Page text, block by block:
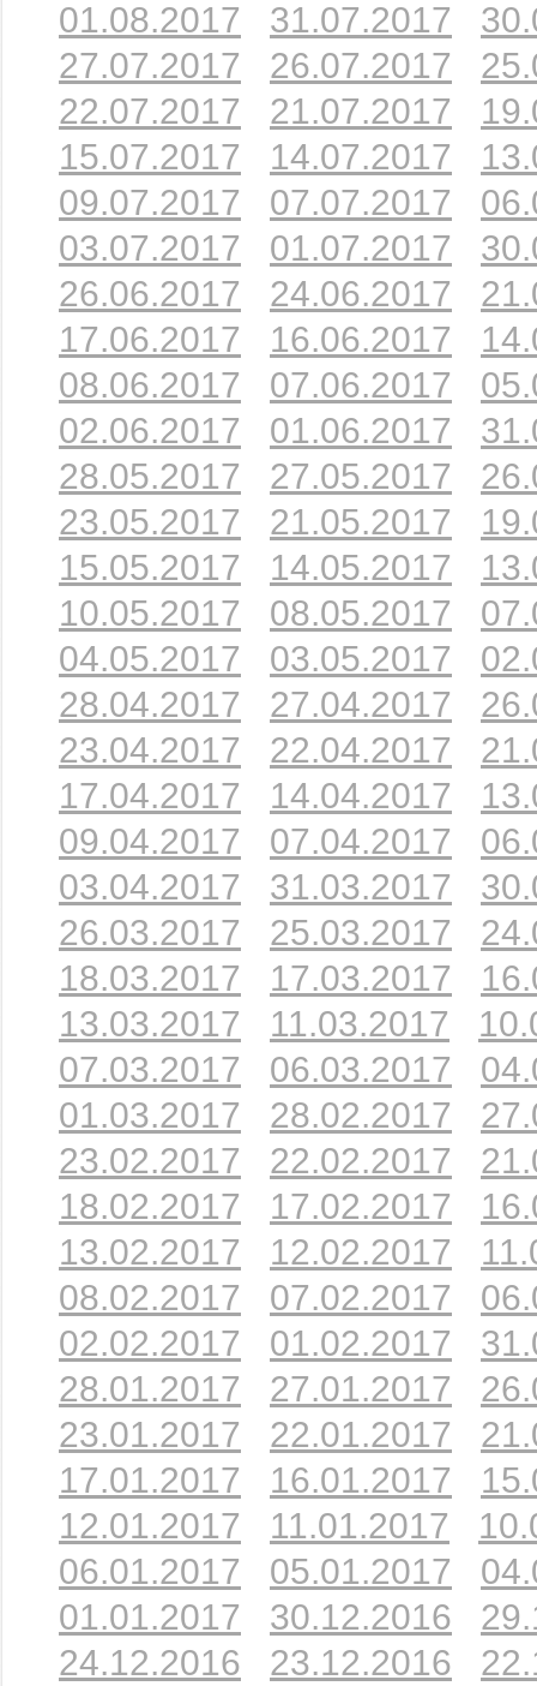
01.08.2017 31.07.2017
27.07.2017
26.07.2017
22.07.2017
21.07.2017
15.07.2017
14.07.2017
09.07.2017
07.07.2017
03.07.2017
01.07.2017
26.06.2017
24.06.2017
17.06.2017
16.06.2017
08.06.2017
07.06.2017
02.06.2017
01.06.2017
28.05.2017
27.05.2017
23.05.2017
21.05.2017
15.05.2017
14.05.2017
10.05.2017
08.05.2017
04.05.2017
03.05.2017
28.04.2017
27.04.2017
23.04.2017
22.04.2017
17.04.2017
14.04.2017
09.04.2017
07.04.2017
03.04.2017
31.03.2017
26.03.2017
25.03.2017
18.03.2017
17.03.2017
13.03.2017
11.03.2017
07.03.2017
06.03.2017
01.03.2017
28.02.2017
23.02.2017
22.02.2017
18.02.2017
17.02.2017
13.02.2017
12.02.2017
08.02.2017
07.02.2017
02.02.2017
01.02.2017
28.01.2017
27.01.2017
23.01.2017
22.01.2017
17.01.2017
16.01.2017
12.01.2017
11.01.2017
06.01.2017
05.01.2017
01.01.2017
30.12.2016
24.12.2016
23.12.2016